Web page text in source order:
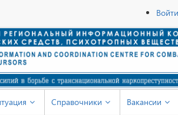
Войти
Справочники Вакансии